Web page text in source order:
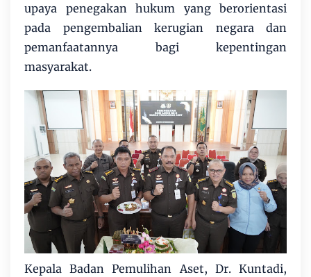
upaya penegakan hukum yang berorientasi
pada pengembalian kerugian negara dan
pemanfaatannya bagi kepentingan
masyarakat.
Kepala Badan Pemulihan Aset, Dr. Kuntadi,